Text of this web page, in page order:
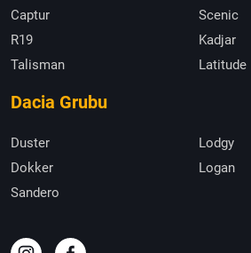
Captur
Scenic
R19
Kadjar
Talisman
Latitude
Dacia Grubu
Duster
Lodgy
Dokker
Logan
Sandero